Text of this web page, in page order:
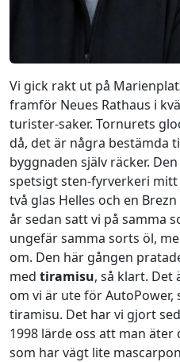
Vi gick rakt ut på
framför Neues Rathaus i
turister-saker. Tornurets
då, det är några bestämda
byggnaden själv räcker.
spetsigt sten-fyrverkeri mitt
två glas Helles och en
år sedan satt vi på samma
ungefär samma sorts öl,
om. Den här gången
med tiramisu, så klart. Det
om vi är ute för AutoPower,
tiramisu. Det har vi gjort
1998 lärde oss att man äter
som har vägt lite